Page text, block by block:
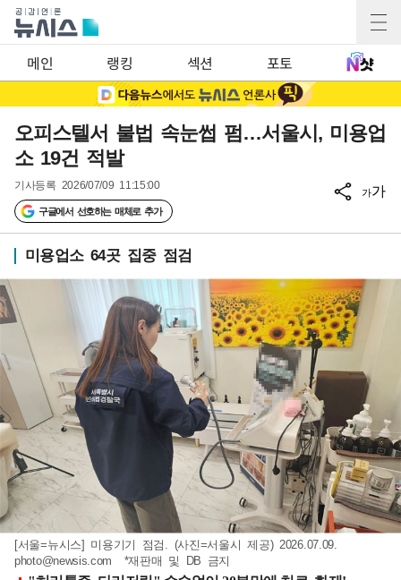
메인 랭킹 섹션 포토
오피스텔서 불법 속눈썹 펌…서울시, 미용업
소 19건 적발
기사등록 2026/07/09 11:15:00
구글에서 선호하는 매체로 추가
가가
미용업소 64곳 집중 점검
[서울=뉴시스] 미용기기 점검. (사진=서울시 제공) 2026.07.09.
photo@newsis.com *재판매 및 DB 금지